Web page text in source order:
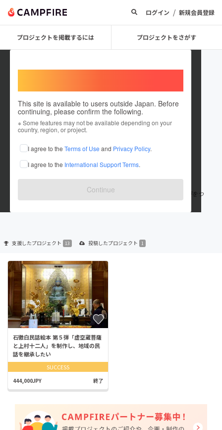
ログイン / 新規会員登録
プロジェクトを掲載するには プロジェクトをさがす
This site is available to users outside Japan. Before
continuing, please confirm the following.
※ Some features may not be available depending on your
country, region, or project.
I agree to the Terms of Use and Privacy Policy.
I agree to the International Support Terms.
Continue
Kaori Hirano
これまでに13回支援して1件のプロジェクトを投稿しています
在住国：未設定
出身国：未設定
人口300人弱の石徹白という集落に移り住み、ものを書くこと・服をつ
くることをお仕事に暮らしています。
支援したプロジェクト 13 投稿したプロジェクト 1
石徹白民話絵本 第５弾「虚空蔵菩薩
と上村十二人」を制作し、地域の民
話を継承したい
SUCCESS
444,000JPY 終了